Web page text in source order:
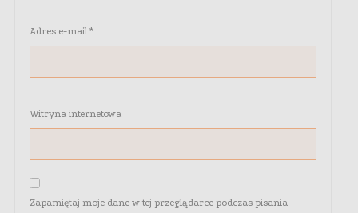
Adres e-mail *
Witryna internetowa
Zapamiętaj moje dane w tej przeglądarce podczas pisania